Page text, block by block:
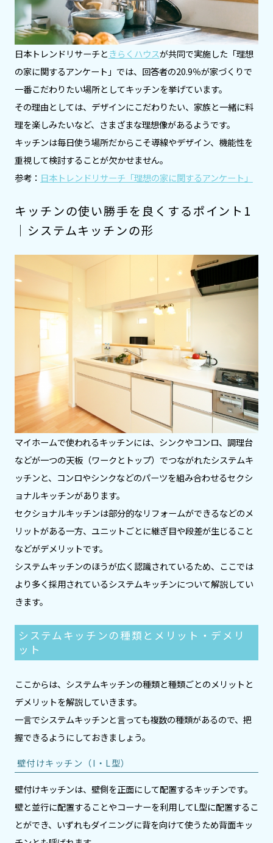
日本トレンドリサーチときらくハウスが共同で実施した「理想
の家に関するアンケート」では、回答者の20.9％が家づくりで
一番こだわりたい場所としてキッチンを挙げています。
その理由としては、デザインにこだわりたい、家族と一緒に料
理を楽しみたいなど、さまざまな理想像があるようです。
キッチンは毎日使う場所だからこそ導線やデザイン、機能性を
重視して検討することが欠かせません。
参考： 日本トレンドリサーチ「理想の家に関するアンケート」
キッチンの使い勝手を良くするポイント1
｜システムキッチンの形
マイホームで使われるキッチンには、シンクやコンロ、調理台
などが一つの天板（ワークとトップ）でつながれたシステムキ
ッチンと、コンロやシンクなどのパーツを組み合わせるセクシ
ョナルキッチンがあります。
セクショナルキッチンは部分的なリフォームができるなどのメ
リットがある一方、ユニットごとに継ぎ目や段差が生じること
などがデメリットです。
システムキッチンのほうが広く認識されているため、ここでは
より多く採用されているシステムキッチンについて解説してい
きます。
システムキッチンの種類とメリット・デメリ
ット
ここからは、システムキッチンの種類と種類ごとのメリットと
デメリットを解説していきます。
一言でシステムキッチンと言っても複数の種類があるので、把
握できるようにしておきましょう。
壁付けキッチン（I・L型）
壁付けキッチンは、壁側を正面にして配置するキッチンです。
壁と並行に配置することやコーナーを利用してL型に配置するこ
とができ、いずれもダイニングに背を向けて使うため背面キッ